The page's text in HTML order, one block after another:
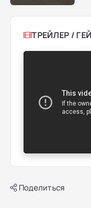
ТРЕЙЛЕР /
Поделиться